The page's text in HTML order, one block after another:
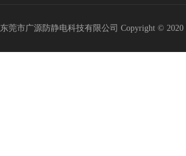
东莞市广源防静电科技有限公司 Copyright ©